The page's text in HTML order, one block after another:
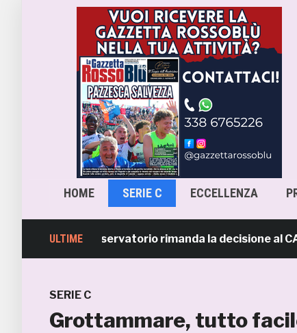
HOME SERIE C ECCELLENZA
ULTIME
Samb, l’Osservatorio rimanda la decisione al CASMS:
SERIE C
Grottammare, tutto